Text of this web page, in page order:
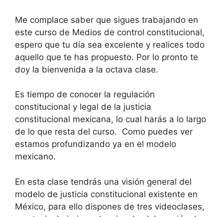
Me complace saber que sigues trabajando en
este curso de Medios de control constitucional,
espero que tu día sea excelente y realices todo
aquello que te has propuesto. Por lo pronto te
doy la bienvenida a la octava clase.
Es tiempo de conocer la regulación
constitucional y legal de la justicia
constitucional mexicana, lo cual harás a lo largo
de lo que resta del curso. Como puedes ver
estamos profundizando ya en el modelo
mexicano.
En esta clase tendrás una visión general del
modelo de justicia constitucional existente en
México, para ello dispones de tres videoclases,